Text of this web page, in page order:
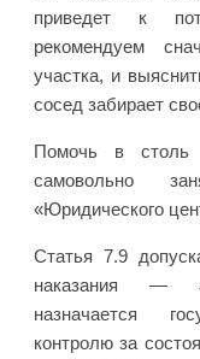
приведет к
рекомендуем
участка, и
сосед забирает
Помочь в столь
самовольно
«Юридического
Статья 7.9
наказания —
назначается
контролю за